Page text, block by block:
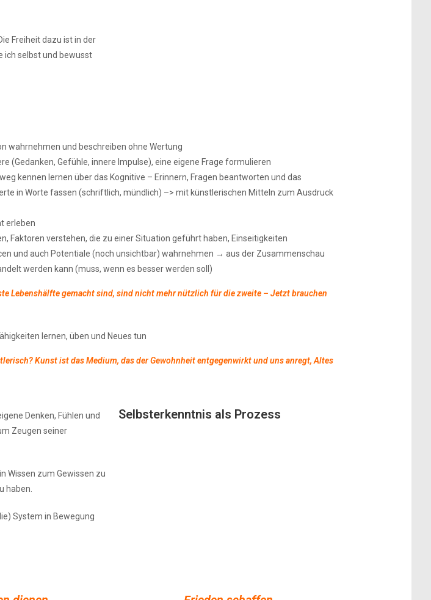
Freiheit dazu ist in der
ich selbst und bewusst
wahrnehmen und beschreiben ohne Wertung
(Gedanken, Gefühle, innere Impulse), eine eigene Frage formulieren
kennen lernen über das Kognitive – Erinnern, Fragen beantworten und das
in Worte fassen (schriftlich, mündlich) –> mit künstlerischen Mitteln zum Ausdruck
erleben
Faktoren verstehen, die zu einer Situation geführt haben, Einseitigkeiten
und auch Potentiale (noch unsichtbar) wahrnehmen → aus der Zusammenschau
werden kann (muss, wenn es besser werden soll)
Lebenshälfte gemacht sind, sind nicht mehr nützlich für die zweite – Jetzt brauchen
lernen, üben und Neues tun
Kunst ist das Medium, das der Gewohnheit entgegenwirkt und uns anregt, Altes
Denken, Fühlen und
Zeugen seiner
Wissen zum Gewissen zu
haben.
System in Bewegung
Selbsterkenntnis als Prozess